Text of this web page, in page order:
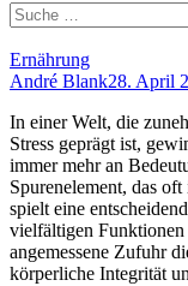
Search
for:
Ernährung
André Blank28. April
In einer Welt, die
Stress geprägt ist,
immer mehr an
Spurenelement, das
spielt eine
vielfältigen
angemessene Zufuhr
körperliche Integrität